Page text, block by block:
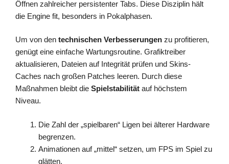
Öffnen zahlreicher persistenter Tabs. Diese Disziplin hält
die Engine fit, besonders in Pokalphasen.
Um von den technischen Verbesserungen zu profitieren,
genügt eine einfache Wartungsroutine. Grafiktreiber
aktualisieren, Dateien auf Integrität prüfen und Skins-
Caches nach großen Patches leeren. Durch diese
Maßnahmen bleibt die Spielstabilität auf höchstem
Niveau.
Die Zahl der „spielbaren“ Ligen bei älterer Hardware
begrenzen.
Animationen auf „mittel“ setzen, um FPS im Spiel zu
glätten.